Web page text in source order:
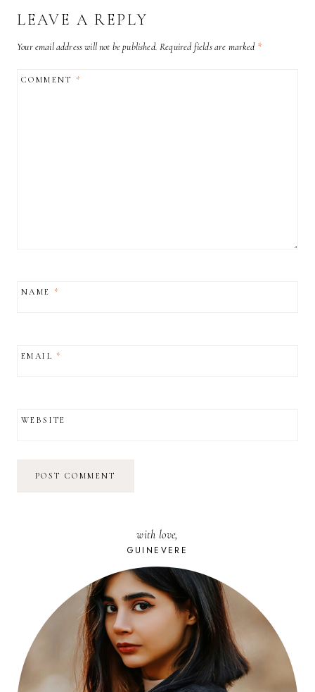
LEAVE A REPLY
Your email address will not be published. Required fields are marked *
COMMENT*
NAME *
EMAIL*
WEBSITE
with love,
GUINEVERE